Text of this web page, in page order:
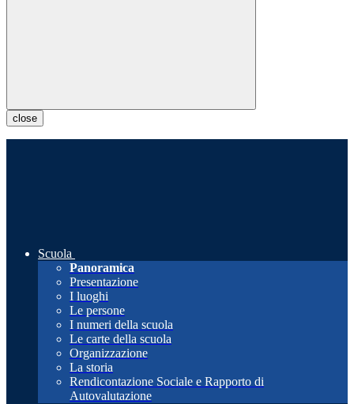
close
Scuola
Panoramica
Presentazione
I luoghi
Le persone
I numeri della scuola
Le carte della scuola
Organizzazione
La storia
Rendicontazione Sociale e Rapporto di
Autovalutazione